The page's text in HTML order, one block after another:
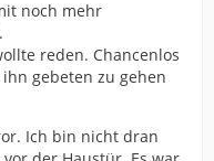
noch mehr
reden. Chancenlos
gebeten zu gehen
Ich bin nicht dran